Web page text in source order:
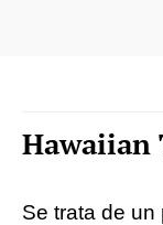
Hawaiian
Se trata de un